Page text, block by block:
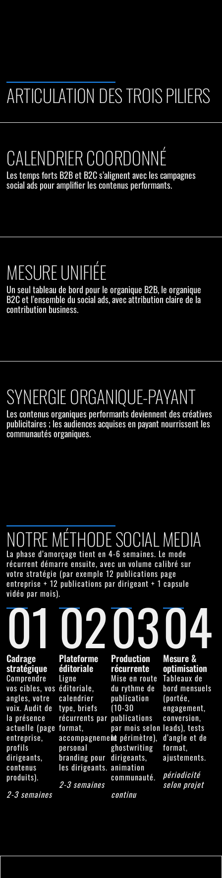
ARTICULATION DES TROIS PILIERS
CALENDRIER COORDONNÉ
Les temps forts B2B et B2C s’alignent avec les campagnes
social ads pour amplifier les contenus performants.
MESURE UNIFIÉE
Un seul tableau de bord pour le organique B2B, le organique
B2C et l’ensemble du social ads, avec attribution claire de la
contribution business.
SYNERGIE ORGANIQUE-PAYANT
Les contenus organiques performants deviennent des créatives
publicitaires ; les audiences acquises en payant nourrissent les
communautés organiques.
NOTRE MÉTHODE SOCIAL MEDIA
La phase d’amorçage tient en4-6 semaines. Le mode
récurrent démarre ensuite, avec un volume calibré sur
votre stratégie (par exemple 12 publications page
entreprise + 12 publications par dirigeant + 1 capsule
vidéo par mois).
01
Cadrage
stratégique
Comprendre
vos cibles, vos
angles, votre
voix. Audit de
la présence
actuelle (page
entreprise,
profils
dirigeants,
contenus
produits).
2-3 semaines
02
Plateforme
éditoriale
Ligne
éditoriale,
calendrier
type, briefs
récurrents par
format,
accompagnement
personal
branding pour
les dirigeants.
2-3 semaines
03
Production
récurrente
Mise en route
du rythme de
publication
(10-30
publications
par mois selon
le périmètre),
ghostwriting
dirigeants,
animation
communauté.
continu
04
Mesure &
optimisation
Tableaux de
bord mensuels
(portée,
engagement,
conversion,
leads), tests
d’angle et de
format,
ajustements.
périodicité
selon projet